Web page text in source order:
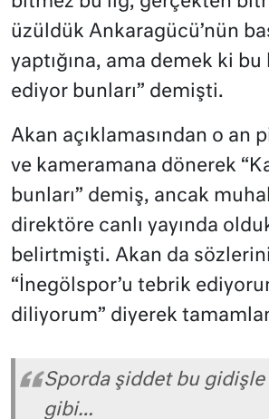
üzüldük Ankaragücü’nün
yaptığına, ama demek ki
ediyor bunları” demişti.
Akan açıklamasından o an
ve kameramana dönerek
bunları” demiş, ancak
direktöre canlı yayında
belirtmişti. Akan da sözlerini
“İnegölspor’u tebrik
diliyorum” diyerek
Sporda şiddet bu
gibi…